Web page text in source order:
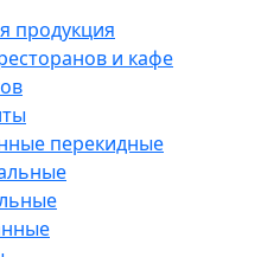
продукция
и кафе
перекидные